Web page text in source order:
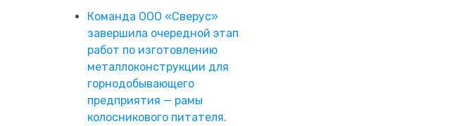
Команда ООО «Сверус»
завершила очередной этап
работ по изготовлению
металлоконструкции для
горнодобывающего
предприятия — рамы
колосникового питателя.